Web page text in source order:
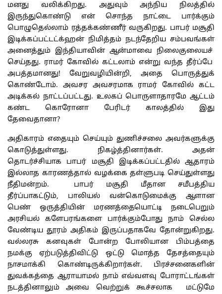
மனது வலிக்கிறது. அதுவும் அந்நிய நிலத்தில்
இருந்துகொண்டு என் சொந்த நாட்டை பார்க்கும்
பொழுதெல்லாம் ரத்தக்கண்ணீர் வருகிறது. பாபர் மசூதி
இடிக்கப்பட்டட்க்ஹன் நிமித்தம் நடந்தேறிய சம்பவங்கள்
அனைத்தும் இந்தியாவின் ஆன்மாவை நிலைகுலையச்
செய்தது. ராமர் கோவில் கட்டலாம் என்று வந்த தீர்ப்பே
அபத்தமானது! வேறுவழியின்றி, அதை பொருத்துக்
கொண்டோம். அவசர அவசரமாக ராமர் கோவில் கட்ட
அடிக்கல் நாட்டப்பட்டது. உலகப் பொருளாதாரமே ஆட்டம்
கண்ட கொரோனா பேரிடர் காலத்தில் இது
தேவைதானா?
அதிகாரம் எதையும் செய்யும் துணிச்சலை அவர்களுக்கு
கொடுத்துள்ளது. நிகழ்த்தினார்கள். அதன்
தொடர்ச்சியாக பாபர் மசூதி இடிக்கப்பட்டதில் ஆதாரம்
இல்லாத காரணத்தால் வழக்கை தள்ளுபடி செய்துள்ளது
நீதிமன்றம். பாபர் மசூதி மீதான சமீபத்திய
தீர்ப்பாகட்டும், பாலியல் வன்கொடுமைக்கு ஆளான
பெண் ஒருத்தியின் மரணத்தையொட்டி நடைபெறும்
அரசியல் களேபரங்களை பார்க்கும்போது நாம் செல்ல
வேண்டிய தூரம் அதிகம் இருப்பதாகவே தோன்றுகிறது.
வல்லரசு கனவுகள் போன்ற போலியான பிம்பத்தை
நமக்கு ஏற்படுத்திவிட்டு ஒட்டு மொத்த தேசத்தையும்
நாசமாக்கி கொண்டிருக்கிறார்கள். பிரச்சனைகளின்
துவக்கத்தை ஆராயாமல் நாம் எவ்வளவு போராட்டங்கள்
நடத்தினாலும் அவை வெற்றுக் கூச்சலாக மட்டுமே